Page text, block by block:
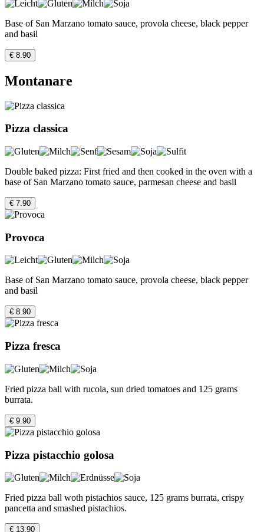
Base of San Marzano tomato sauce, provola cheese, black pepper
and basil
€ 8.90
Montanare
Pizza classica
Double baked pizza: First fried and then cooked in the oven with a
base of San Marzano tomato sauce, parmesan cheese and basil
€ 7.90
Provoca
Base of San Marzano tomato sauce, provola cheese, black pepper
and basil
€ 8.90
Pizza fresca
Fried pizza ball with rucola, sun dried tomatoes and 125 grams
burrata.
€ 9.90
Pizza pistacchio golosa
Fried pizza ball woth pistachios sauce, 125 grams burrata, crispy
pancetta and smashed pistachios.
€ 13.90